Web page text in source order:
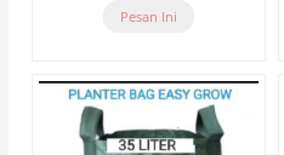
Pesan Ini